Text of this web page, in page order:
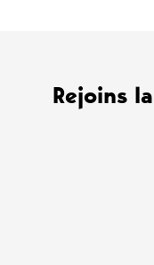
Rejoins